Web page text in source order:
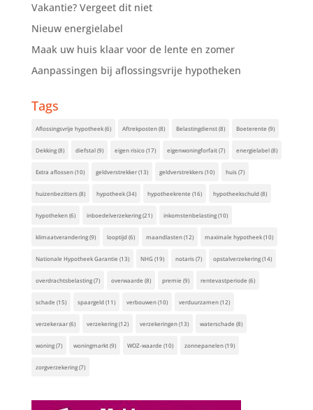
Vakantie? Vergeet dit niet
Nieuw energielabel
Maak uw huis klaar voor de lente en zomer
Aanpassingen bij aflossingsvrije hypotheken
Tags
Aflossingsvrije hypotheek(6) Aftrekposten(8) Belastingdienst(8) Boeterente (9)
Dekking(8) diefstal(9) eigen risico(17) eigenwoningforfait(7) energielabel(8)
Extra aflossen(10) geldverstrekker(13) geldverstrekkers(10) huis(7)
huizenbezitters(8) hypotheek(34) hypotheekrente (16) hypotheekschuld(8)
hypotheken(6) inboedelverzekering(21) inkomstenbelasting(10)
klimaatverandering(9) looptijd(6) maandlasten(12) maximale hypotheek(10)
Nationale Hypotheek Garantie (13) NHG(19) notaris(7) opstalverzekering(14)
overdrachtsbelasting(7) overwaarde (8) premie (9) rentevastperiode (6)
schade (15) spaargeld(11) verbouwen(10) verduurzamen(12)
verzekeraar(6) verzekering(12) verzekeringen(13) waterschade (8)
woning(7) woningmarkt(9) WOZ-waarde (10) zonnepanelen(19)
zorgverzekering(7)